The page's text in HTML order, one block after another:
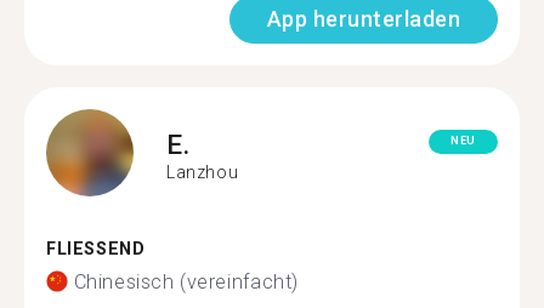
App herunterladen
E.
Lanzhou
NEU
FLIESSEND
Chinesisch (vereinfacht)